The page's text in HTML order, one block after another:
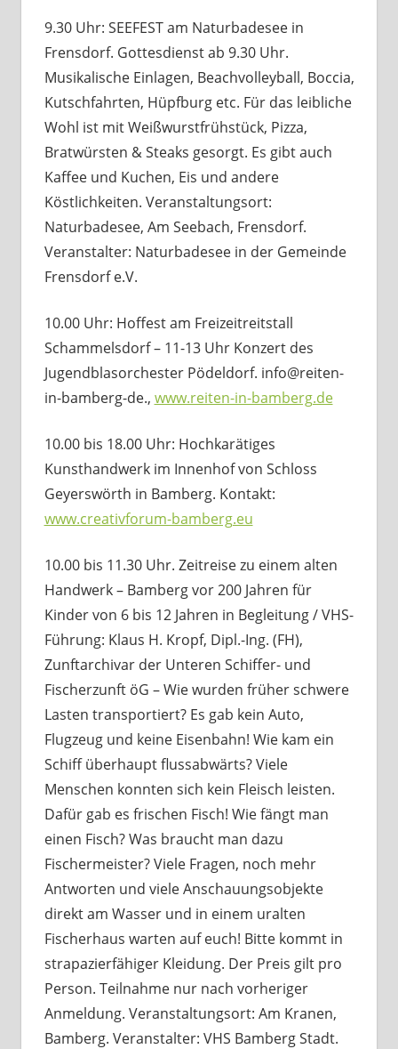
9.30 Uhr: SEEFEST am Naturbadesee in
Frensdorf. Gottesdienst ab 9.30 Uhr.
Musikalische Einlagen, Beachvolleyball, Boccia,
Kutschfahrten, Hüpfburg etc. Für das leibliche
Wohl ist mit Weißwurstfrühstück, Pizza,
Bratwürsten & Steaks gesorgt. Es gibt auch
Kaffee und Kuchen, Eis und andere
Köstlichkeiten. Veranstaltungsort:
Naturbadesee, Am Seebach, Frensdorf.
Veranstalter: Naturbadesee in der Gemeinde
Frensdorf e.V.
10.00 Uhr: Hoffest am Freizeitreitstall
Schammelsdorf – 11-13 Uhr Konzert des
Jugendblasorchester Pödeldorf. info@reiten-
in-bamberg-de., www.reiten-in-bamberg.de
10.00 bis 18.00 Uhr: Hochkarätiges
Kunsthandwerk im Innenhof von Schloss
Geyerswörth in Bamberg. Kontakt:
www.creativforum-bamberg.eu
10.00 bis 11.30 Uhr. Zeitreise zu einem alten
Handwerk – Bamberg vor 200 Jahren für
Kinder von 6 bis 12 Jahren in Begleitung / VHS-
Führung: Klaus H. Kropf, Dipl.-Ing. (FH),
Zunftarchivar der Unteren Schiffer- und
Fischerzunft öG – Wie wurden früher schwere
Lasten transportiert? Es gab kein Auto,
Flugzeug und keine Eisenbahn! Wie kam ein
Schiff überhaupt flussabwärts? Viele
Menschen konnten sich kein Fleisch leisten.
Dafür gab es frischen Fisch! Wie fängt man
einen Fisch? Was braucht man dazu
Fischermeister? Viele Fragen, noch mehr
Antworten und viele Anschauungsobjekte
direkt am Wasser und in einem uralten
Fischerhaus warten auf euch! Bitte kommt in
strapazierfähiger Kleidung. Der Preis gilt pro
Person. Teilnahme nur nach vorheriger
Anmeldung. Veranstaltungsort: Am Kranen,
Bamberg. Veranstalter: VHS Bamberg Stadt.